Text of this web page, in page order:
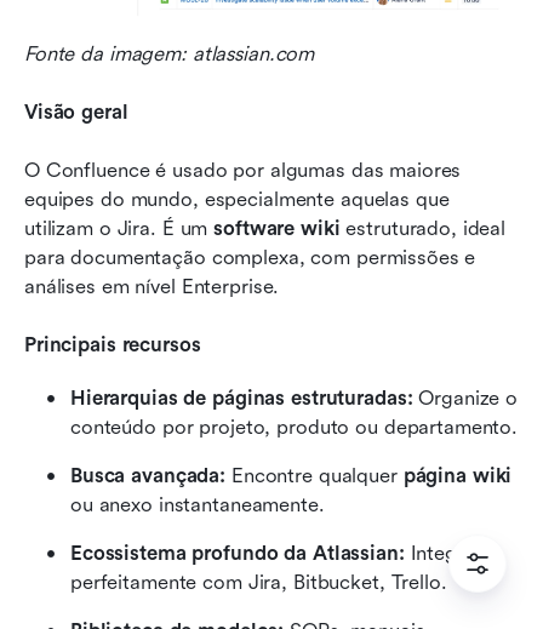
Fonte da imagem: atlassian.com
Visão geral
O Confluence é usado por algumas das maiores
equipes do mundo, especialmente aquelas que
utilizam o Jira. É um software wiki estruturado, ideal
para documentação complexa, com permissões e
análises em nível Enterprise.
Principais recursos
Hierarquias de páginas estruturadas: Organize o
conteúdo por projeto, produto ou departamento.
Busca avançada: Encontre qualquer página wiki
ou anexo instantaneamente.
Ecossistema profundo da Atlassian: Integra-se
perfeitamente com Jira, Bitbucket, Trello.